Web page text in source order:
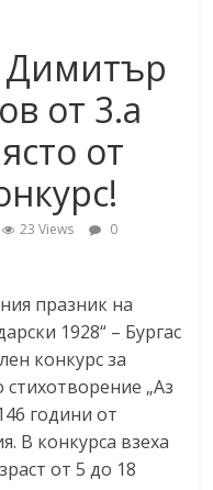
Димитър
от 3.а
от
23 Views
0
празник на
1928“ – Бургас
конкурс за
„Аз
години от
В конкурса взеха
от 5 до 18